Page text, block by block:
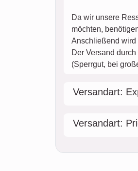
Da wir unsere
möchten,
Anschließend wird
Der Versand
(Sperrgut, bei
Versandart:
Versandart: